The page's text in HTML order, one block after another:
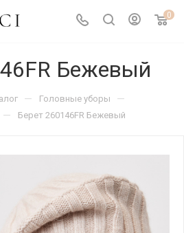
0
Бежевый
— Головные уборы —
— Берет 260146FR Бежевый